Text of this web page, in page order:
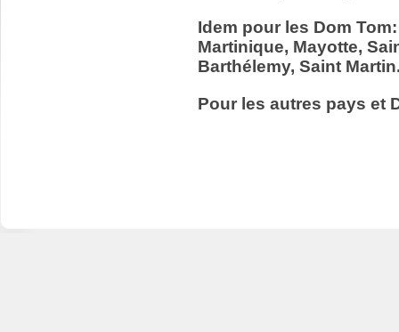
Idem pour les Dom
Martinique, Mayotte,
Barthélemy, Saint
Pour les autres pays et